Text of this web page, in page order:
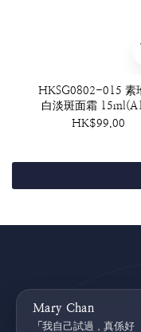
HKSG0802-015 素
白淡斑面霜
HK$99.00
Mary Chan
「我自己試過，真係好